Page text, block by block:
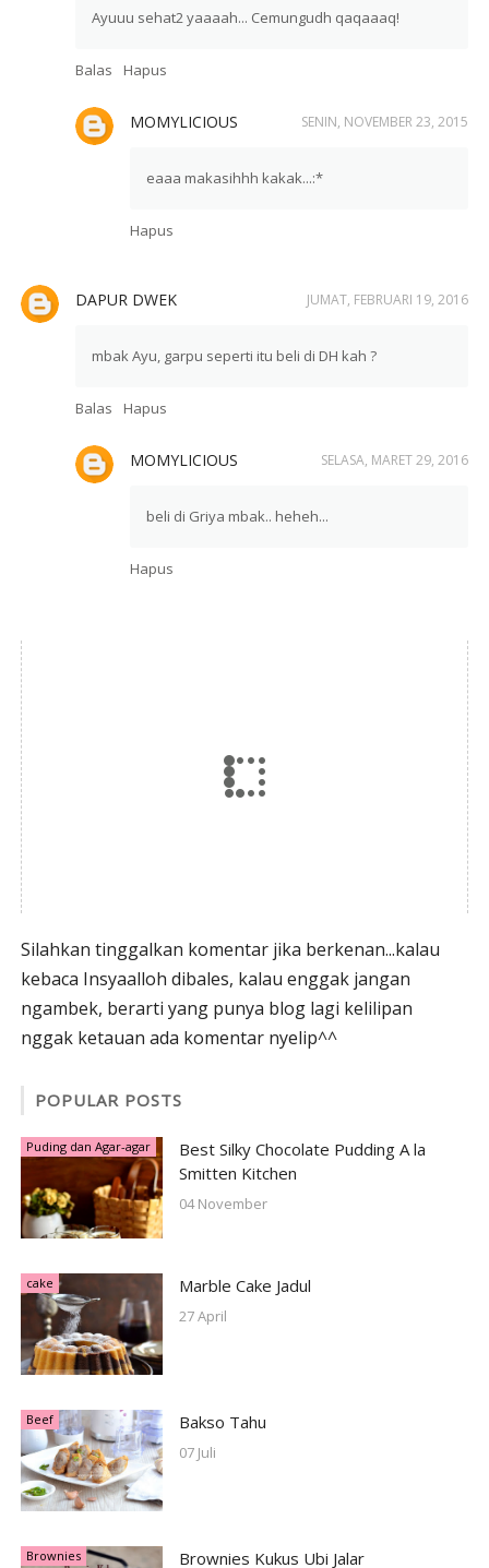
Ayuuu sehat2 yaaaah... Cemungudh qaqaaaq!
Balas Hapus
MOMYLICIOUS SENIN, NOVEMBER 23, 2015
eaaa makasihhh kakak...:*
Hapus
DAPUR DWEK JUMAT, FEBRUARI 19, 2016
mbak Ayu, garpu seperti itu beli di DH kah ?
Balas Hapus
MOMYLICIOUS SELASA, MARET 29, 2016
beli di Griya mbak.. heheh...
Hapus
Silahkan tinggalkan komentar jika berkenan...kalau
kebaca Insyaalloh dibales, kalau enggak jangan
ngambek, berarti yang punya blog lagi kelilipan
nggak ketauan ada komentar nyelip^^
POPULAR POSTS
Puding dan Agar-agar
Best Silky Chocolate Pudding A la
Smitten Kitchen
04 November
cake Marble Cake Jadul
27 April
Beef Bakso Tahu
07 Juli
Brownies Brownies Kukus Ubi Jalar